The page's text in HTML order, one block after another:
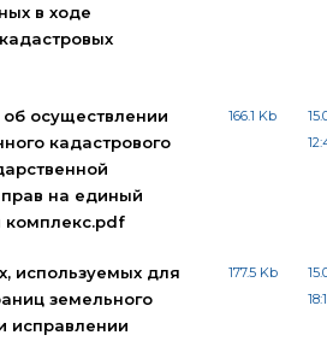
в ходе
осуществлении
кадастрового
прав на единый
166.1 Kb
используемых для
земельного
исправлении
177.5 Kb